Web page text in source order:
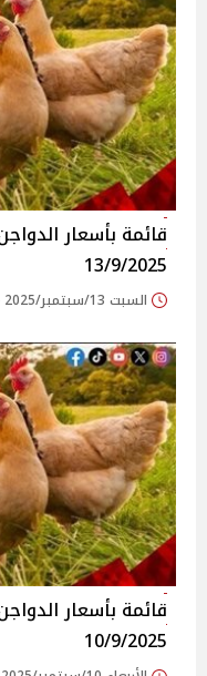
13/9/2025
السبت 13/سبتمبر/2025 - 10:55 ص
10/9/2025